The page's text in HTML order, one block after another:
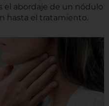
el abordaje de un nódulo
hasta el tratamiento.